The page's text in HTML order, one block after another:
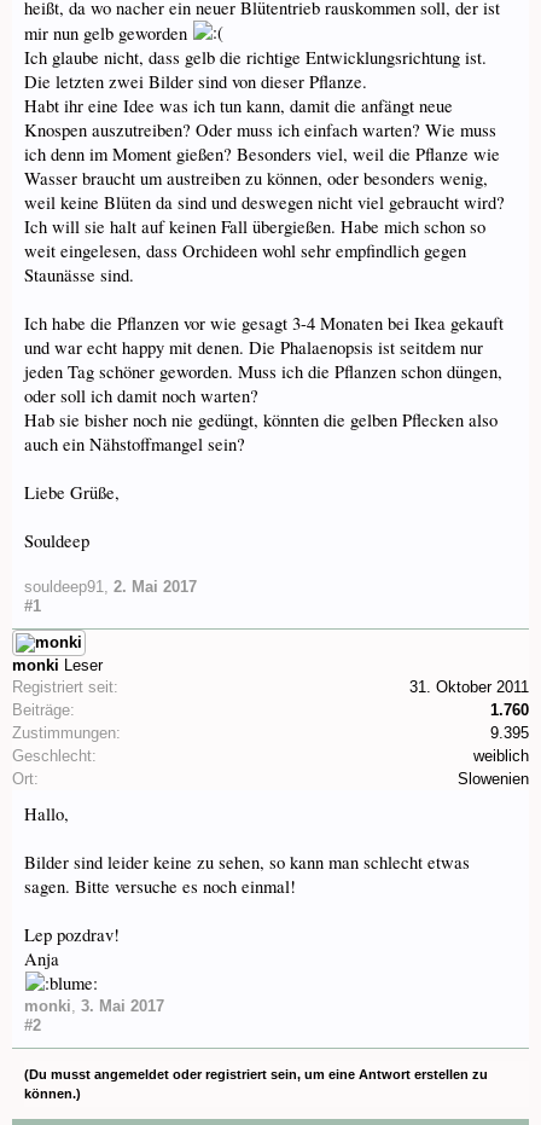
heißt, da wo nacher ein neuer Blütentrieb rauskommen soll, der ist
mir nun gelb geworden
Ich glaube nicht, dass gelb die richtige Entwicklungsrichtung ist.
Die letzten zwei Bilder sind von dieser Pflanze.
Habt ihr eine Idee was ich tun kann, damit die anfängt neue
Knospen auszutreiben? Oder muss ich einfach warten? Wie muss
ich denn im Moment gießen? Besonders viel, weil die Pflanze wie
Wasser braucht um austreiben zu können, oder besonders wenig,
weil keine Blüten da sind und deswegen nicht viel gebraucht wird?
Ich will sie halt auf keinen Fall übergießen. Habe mich schon so
weit eingelesen, dass Orchideen wohl sehr empfindlich gegen
Staunässe sind.
Ich habe die Pflanzen vor wie gesagt 3-4 Monaten bei Ikea gekauft
und war echt happy mit denen. Die Phalaenopsis ist seitdem nur
jeden Tag schöner geworden. Muss ich die Pflanzen schon düngen,
oder soll ich damit noch warten?
Hab sie bisher noch nie gedüngt, könnten die gelben Pflecken also
auch ein Nähstoffmangel sein?
Liebe Grüße,
Souldeep
souldeep91, 2. Mai 2017
#1
monki Leser
Registriert seit:
31. Oktober 2011
Beiträge:
1.760
Zustimmungen:
9.395
Geschlecht:
weiblich
Ort:
Slowenien
Hallo,
Bilder sind leider keine zu sehen, so kann man schlecht etwas
sagen. Bitte versuche es noch einmal!
Lep pozdrav!
Anja
monki, 3. Mai 2017
#2
(Du musst angemeldet oder registriert sein, um eine Antwort erstellen zu
können.)